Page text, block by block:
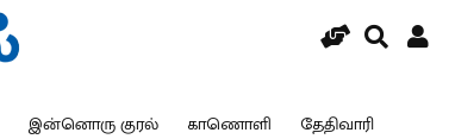
இன்னொரு குரல் காணொளி தேதிவாரி